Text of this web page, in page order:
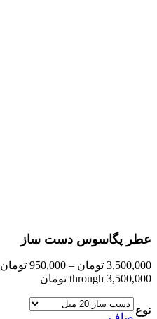
عطر پگاسوس دست ساز
3,500,000 تومان –
950,000 تومان
through 3,500,000 تومان
نوع